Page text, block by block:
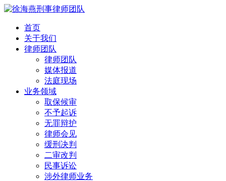
首页
关于我们
律师团队
律师团队
媒体报道
法庭现场
业务领域
取保候审
不予起诉
无罪辩护
律师会见
缓刑决判
二审改判
民事诉讼
涉外律师业务